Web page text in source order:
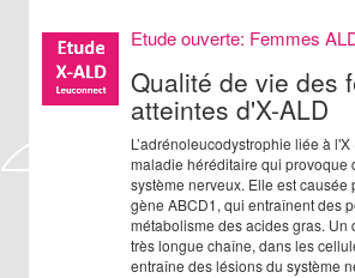
Etude ouverte: Femmes
Qualité de vie des
atteintes d'X-ALD
L’adrénoleucodystrophie liée à
maladie héréditaire qui provoque
système nerveux. Elle est causée
gène ABCD1, qui entraînent des
métabolisme des acides gras. Un
très longue chaîne, dans les
entraîne des lésions du système